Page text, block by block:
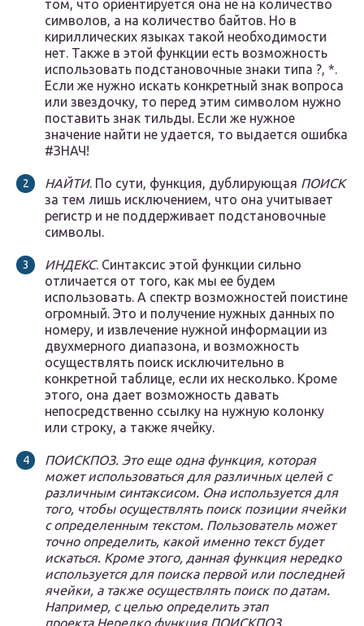
том, что ориентируется она не на количество
символов, а на количество байтов. Но в
кириллических языках такой необходимости
нет. Также в этой функции есть возможность
использовать подстановочные знаки типа ?, *.
Если же нужно искать конкретный знак вопроса
или звездочку, то перед этим символом нужно
поставить знак тильды. Если же нужное
значение найти не удается, то выдается ошибка
#ЗНАЧ!
НАЙТИ. По сути, функция, дублирующая ПОИСК
за тем лишь исключением, что она учитывает
регистр и не поддерживает подстановочные
символы.
ИНДЕКС. Синтаксис этой функции сильно
отличается от того, как мы ее будем
использовать. А спектр возможностей поистине
огромный. Это и получение нужных данных по
номеру, и извлечение нужной информации из
двухмерного диапазона, и возможность
осуществлять поиск исключительно в
конкретной таблице, если их несколько. Кроме
этого, она дает возможность давать
непосредственно ссылку на нужную колонку
или строку, а также ячейку.
ПОИСКПОЗ. Это еще одна функция, которая
может использоваться для различных целей с
различным синтаксисом. Она используется для
того, чтобы осуществлять поиск позиции ячейки
с определенным текстом. Пользователь может
точно определить, какой именно текст будет
искаться. Кроме этого, данная функция нередко
используется для поиска первой или последней
ячейки, а также осуществлять поиск по датам.
Например, с целью определить этап
проекта.Нередко функция ПОИСКПОЗ